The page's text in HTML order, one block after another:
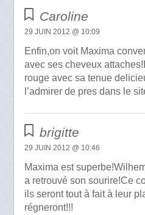
Caroline
29 JUIN 2012 @ 10:09
Enfin,on voit Maxima
avec ses cheveux
rouge avec sa tenue
l’admirer de pres dans le
brigitte
29 JUIN 2012 @ 10:46
Maxima est
a retrouvé son sourire!Ce
ils seront tout à fait à leur
régneront!!!